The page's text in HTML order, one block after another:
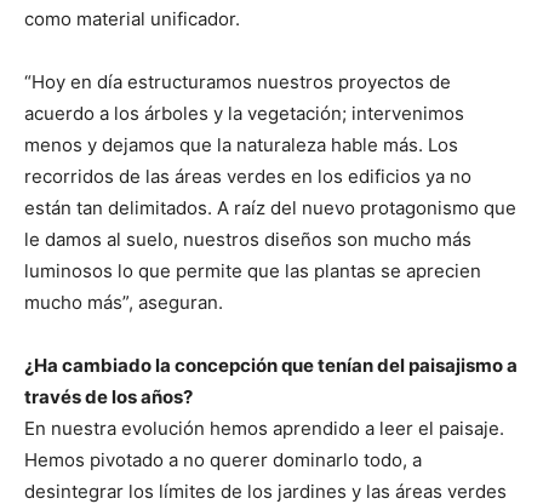
como material unificador.
“Hoy en día estructuramos nuestros proyectos de
acuerdo a los árboles y la vegetación; intervenimos
menos y dejamos que la naturaleza hable más. Los
recorridos de las áreas verdes en los edificios ya no
están tan delimitados. A raíz del nuevo protagonismo que
le damos al suelo, nuestros diseños son mucho más
luminosos lo que permite que las plantas se aprecien
mucho más”, aseguran.
¿Ha cambiado la concepción que tenían del paisajismo a
través de los años?
En nuestra evolución hemos aprendido a leer el paisaje.
Hemos pivotado a no querer dominarlo todo, a
desintegrar los límites de los jardines y las áreas verdes